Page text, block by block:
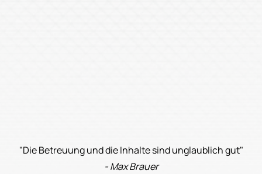
"Die Betreuung und die Inhalte sind unglaublich gut"
- Max Brauer